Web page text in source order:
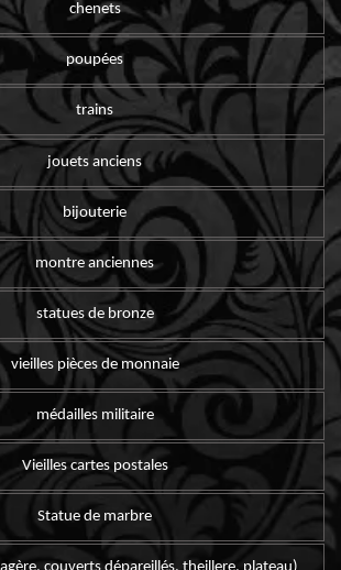
chenets
poupées
trains
jouets anciens
bijouterie
montre anciennes
statues de bronze
vieilles pièces de monnaie
médailles militaire
Vieilles cartes postales
Statue de marbre